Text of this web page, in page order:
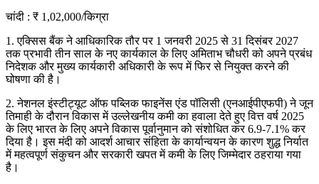
चांदी : ₹ 1,02,000/किग्रा
1. एक्सिस बैंक ने आधिकारिक तौर पर 1 जनवरी 2025 से 31 दिसंबर 2027
तक प्रभावी तीन साल के नए कार्यकाल के लिए अमिताभ चौधरी को अपने प्रबंध
निदेशक और मुख्य कार्यकारी अधिकारी के रूप में फिर से नियुक्त करने की
घोषणा की है।
2. नेशनल इंस्टीट्यूट ऑफ पब्लिक फाइनेंस एंड पॉलिसी (एनआईपीएफपी) ने जून
तिमाही के दौरान विकास में उल्लेखनीय कमी का हवाला देते हुए वित्त वर्ष 2025
के लिए भारत के लिए अपने विकास पूर्वानुमान को संशोधित कर 6.9-7.1% कर
दिया है। इस मंदी को आदर्श आचार संहिता के कार्यान्वयन के कारण शुद्ध निर्यात
में महत्वपूर्ण संकुचन और सरकारी खपत में कमी के लिए जिम्मेदार ठहराया गया
है।